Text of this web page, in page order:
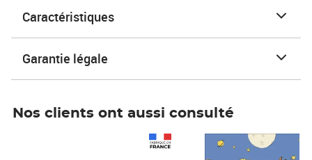
Caractéristiques
Garantie légale
Nos clients ont aussi consulté
Prix 7,50€